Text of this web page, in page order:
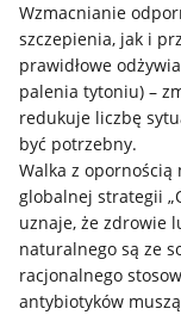
Wzmacnianie
szczepienia, jak i
prawidłowe
palenia tytoniu) –
redukuje liczbę
być potrzebny.
Walka z opornością
globalnej strategii
uznaje, że zdrowie
naturalnego są ze
racjonalnego
antybiotyków